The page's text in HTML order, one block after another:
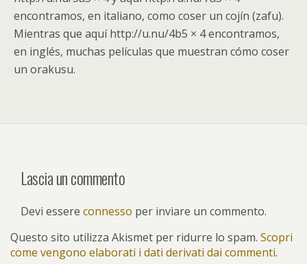
encontramos, en italiano, como coser un cojín (zafu).
Mientras que aquí http://u.nu/4b5 × 4 encontramos,
en inglés, muchas películas que muestran cómo coser
un orakusu.
Lascia un commento
Devi essere connesso per inviare un commento.
Questo sito utilizza Akismet per ridurre lo spam. Scopri
come vengono elaborati i dati derivati dai commenti.